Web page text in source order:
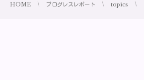
HOME プログレスレポート topics